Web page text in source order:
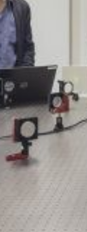
Projekte